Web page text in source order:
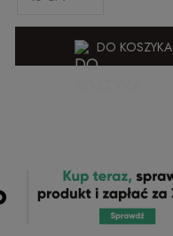
DO KOSZYKA